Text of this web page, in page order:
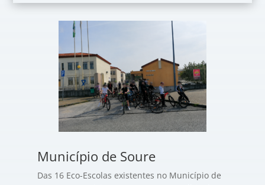
Município de Soure
Das 16 Eco-Escolas existentes no Município de